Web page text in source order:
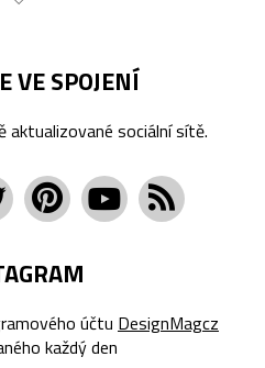
VE SPOJENÍ
aktualizované sociální sítě.
účtu DesignMagcz
každý den